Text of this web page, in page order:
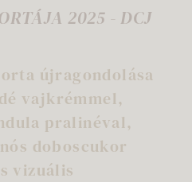
2025 - DCJ
újragondolása
vajkrémmel,
pralinéval,
doboscukor
vizuális